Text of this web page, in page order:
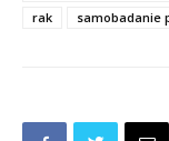
rak
samobadanie